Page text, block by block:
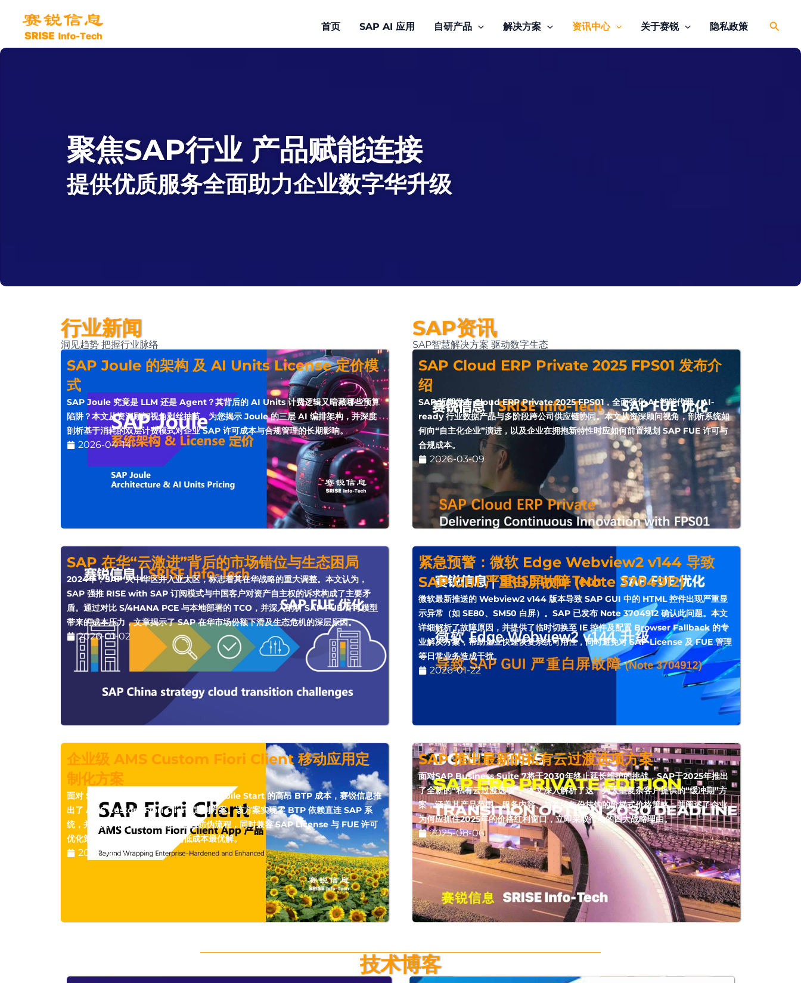
容
首页 SAP AI 应用 自研产品 解决方案 资讯中心 关于赛锐 隐私政策
搜
聚焦SAP行业 产品赋能连接
提供优质服务全面助力企业数字华升级
行业新闻
洞见趋势 把握行业脉络
SAP Joule 的架构 及 AI Units License 定价模
式
SAP Joule 究竟是 LLM 还是 Agent？其背后的 AI Units 计费逻辑又暗藏哪些预算
陷阱？本文从资深顾问视角剥丝抽茧，为您揭示 Joule 的三层 AI 编排架构，并深度
剖析基于消耗的双层计费模式对企业 SAP 许可成本与合规管理的长期影响。
2026-04-14
SAP 在华“云激进”背后的市场错位与生态困局
2024年，SAP 大中华区并入亚太区，标志着其在华战略的重大调整。本文认为，
SAP 强推 RISE with SAP 订阅模式与中国客户对资产自主权的诉求构成了主要矛
盾。通过对比 S/4HANA PCE 与本地部署的 TCO，并深入剖析 SAP FUE 许可模型
带来的成本压力，文章揭示了 SAP 在华市场份额下滑及生态危机的深层原因。
2026-01-02
企业级 AMS Custom Fiori Client 移动应用定
制化方案
面对 SAP Fiori Client 的停更与 SAP Mobile Start 的高昂 BTP 成本，赛锐信息推
出了 AMS Custom Fiori Client 定制方案。该方案实现零 BTP 依赖直连 SAP 系
统，并引入 NFC 技术革新工业巡检防伪流程，同时兼容 SAP License 与 FUE 许可
优化策略，是企业移动化转型的低成本最优解。
2025-12-19
SAP资讯
SAP智慧解决方案 驱动数字生态
SAP Cloud ERP Private 2025 FPS01 发布介
绍
SAP 近期发布 Cloud ERP Private 2025 FPS01，全面强化 AI 智能代理、AI-
ready 行业数据产品与多阶段跨公司供应链协同。本文从资深顾问视角，剖析系统如
何向“自主化企业”演进，以及企业在拥抱新特性时应如何前置规划 SAP FUE 许可与
合规成本。
2026-03-09
紧急预警：微软 Edge Webview2 v144 导致
SAP GUI 严重白屏故障 (Note 3704912)
微软最新推送的 Webview2 v144 版本导致 SAP GUI 中的 HTML 控件出现严重显
示异常（如 SE80、SM50 白屏）。SAP 已发布 Note 3704912 确认此问题。本文
详细解析了故障原因，并提供了临时切换至 IE 控件及配置 Browser Fallback 的专
业解决方案，帮助企业快速恢复系统可用性，同时避免对 SAP License 及 FUE 管理
等日常业务造成干扰。
2026-01-22
SAP 推出最新的私有云过渡选项方案
面对SAP Business Suite 7将于2030年终止延长维护的挑战，SAP于2025年推出
了全新的“私有云过渡选项”。本文深入解析了这一为大型复杂客户提供的“缓冲期”方
案，涵盖其产品范围、服务内容、与签约年份挂钩的阶梯式价格策略，并阐述了企业
为何应抓住2025年的价格红利窗口，立即采取行动的四大战略理由。
2025-08-06
技术博客